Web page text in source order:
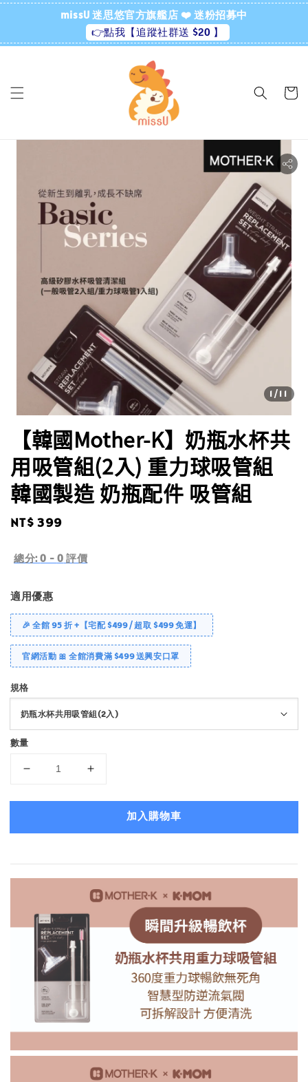
missU 迷思悠官方旗艦店 ❤️ 迷粉招募中
👉點我【追蹤社群送 $20 】
1 /11
【韓國Mother-K】奶瓶水杯共
用吸管組(2入) 重力球吸管組
韓國製造 奶瓶配件 吸管組
Regular
NT$ 399
總分:0 - 0 評價
適用優惠
🎉 全館 95 折 +【宅配 $499 / 超取 $499 免運】
官網活動 🎀 全館消費滿 $499 送興安口罩
規格
數量
加入購物車